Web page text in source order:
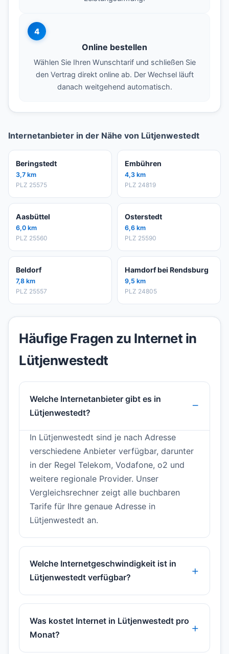
4
Online bestellen
Wählen Sie Ihren Wunschtarif und schließen Sie
den Vertrag direkt online ab. Der Wechsel läuft
danach weitgehend automatisch.
Internetanbieter in der Nähe von Lütjenwestedt
Beringstedt
3,7 km
PLZ 25575
Embühren
4,3 km
PLZ 24819
Aasbüttel
6,0 km
PLZ 25560
Osterstedt
6,6 km
PLZ 25590
Beldorf
7,8 km
PLZ 25557
Hamdorf bei Rendsburg
9,5 km
PLZ 24805
Häufige Fragen zu Internet in
Lütjenwestedt
Welche Internetanbieter gibt es in
Lütjenwestedt?
In Lütjenwestedt sind je nach Adresse
verschiedene Anbieter verfügbar, darunter
in der Regel Telekom, Vodafone, o2 und
weitere regionale Provider. Unser
Vergleichsrechner zeigt alle buchbaren
Tarife für Ihre genaue Adresse in
Lütjenwestedt an.
Welche Internetgeschwindigkeit ist in
Lütjenwestedt verfügbar?
Was kostet Internet in Lütjenwestedt pro
Monat?